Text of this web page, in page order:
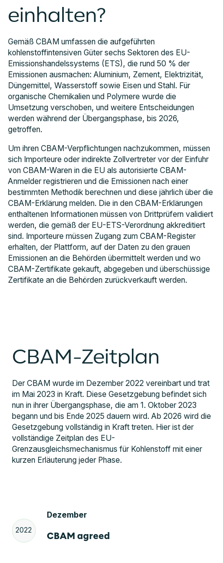
einhalten?
Gemäß CBAM umfassen die aufgeführten
kohlenstoffintensiven Güter sechs Sektoren des EU-
Emissionshandelssystems (ETS), die rund 50 % der
Emissionen ausmachen: Aluminium, Zement, Elektrizität,
Düngemittel, Wasserstoff sowie Eisen und Stahl. Für
organische Chemikalien und Polymere wurde die
Umsetzung verschoben, und weitere Entscheidungen
werden während der Übergangsphase, bis 2026,
getroffen.
Um ihren CBAM-Verpflichtungen nachzukommen, müssen
sich Importeure oder indirekte Zollvertreter vor der Einfuhr
von CBAM-Waren in die EU als autorisierte CBAM-
Anmelder registrieren und die Emissionen nach einer
bestimmten Methodik berechnen und diese jährlich über die
CBAM-Erklärung melden. Die in den CBAM-Erklärungen
enthaltenen Informationen müssen von Drittprüfern validiert
werden, die gemäß der EU-ETS-Verordnung akkreditiert
sind. Importeure müssen Zugang zum CBAM-Register
erhalten, der Plattform, auf der Daten zu den grauen
Emissionen an die Behörden übermittelt werden und wo
CBAM-Zertifikate gekauft, abgegeben und überschüssige
Zertifikate an die Behörden zurückverkauft werden.
CBAM-Zeitplan
Der CBAM wurde im Dezember 2022 vereinbart und trat
im Mai 2023 in Kraft. Diese Gesetzgebung befindet sich
nun in ihrer Übergangsphase, die am 1. Oktober 2023
begann und bis Ende 2025 dauern wird. Ab 2026 wird die
Gesetzgebung vollständig in Kraft treten. Hier ist der
vollständige Zeitplan des EU-
Grenzausgleichsmechanismus für Kohlenstoff mit einer
kurzen Erläuterung jeder Phase.
2022
Dezember
CBAM agreed